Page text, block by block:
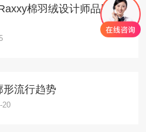
棉羽绒设计师品牌流
形流行趋势
20